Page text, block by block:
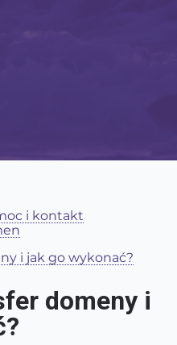
i kontakt
i jak go wykonać?
domeny i